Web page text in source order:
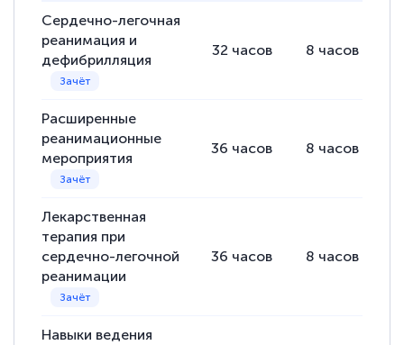
Сердечно-легочная
реанимация и
дефибрилляция
32 часов 8 часов
Расширенные
реанимационные
мероприятия
36 часов 8 часов
Лекарственная
терапия при
сердечно-легочной
реанимации
36 часов 8 часов
Навыки ведения